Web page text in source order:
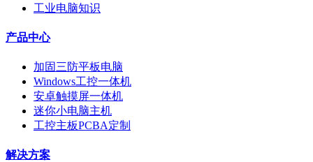
工业电脑知识
产品中心
加固三防平板电脑
Windows工控一体机
安卓触摸屏一体机
迷你小电脑主机
工控主板PCBA定制
解决方案